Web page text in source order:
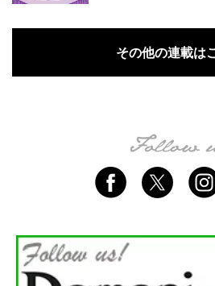
その他の連載は